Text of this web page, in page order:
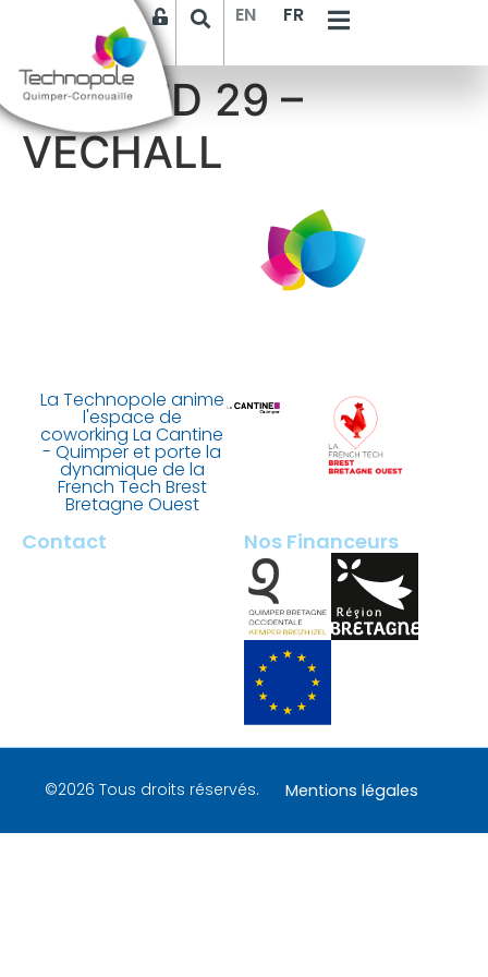
EN FR
SYMEED 29 –
VECHALL
La Technopole anime
l'espace de
coworking La Cantine
- Quimper et porte la
dynamique de la
French Tech Brest
Bretagne Ouest
Contact Nos Financeurs
©2026 Tous droits réservés. Mentions légales